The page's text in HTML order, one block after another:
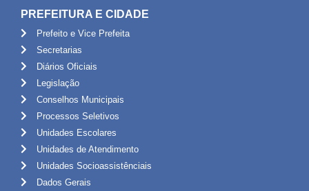
PREFEITURA E CIDADE
Prefeito e Vice Prefeita
Secretarias
Diários Oficiais
Legislação
Conselhos Municipais
Processos Seletivos
Unidades Escolares
Unidades de Atendimento
Unidades Socioassistênciais
Dados Gerais